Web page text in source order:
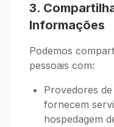
3.
Informações
Podemos
pessoais com:
Provedores
fornecem
hospedagem